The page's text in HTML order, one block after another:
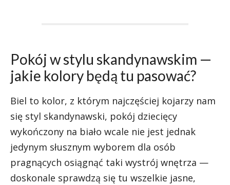
Pokój w stylu skandynawskim —
jakie kolory będą tu pasować?
Biel to kolor, z którym najczęściej kojarzy nam
się styl skandynawski, pokój dziecięcy
wykończony na biało wcale nie jest jednak
jedynym słusznym wyborem dla osób
pragnących osiągnąć taki wystrój wnętrza —
doskonale sprawdzą się tu wszelkie jasne,